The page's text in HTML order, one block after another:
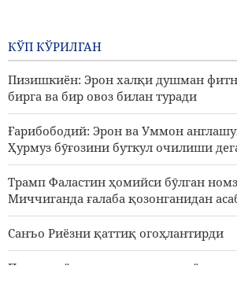
22
зиёратига
КЎП КЎРИЛГАН
Пизишкиён: Эрон халқи душман
бирга ва бир овоз билан туради
Ғарибободий: Эрон ва Уммон
Ҳурмуз бӯғозини буткул очилиши
Трамп Фаластин ҳомийси бӯлган
Миччиганда ғалаба қозонганидан
Санъо Риёзни қаттиқ огоҳлантирди
Пизишкиён: музокаралар